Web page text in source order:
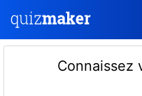
Connaissez